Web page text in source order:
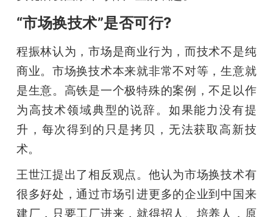
“市场换技术”是否可行?
程振林认为，市场是商业行为，而技术不是纯
商业。市场换技术本来就非常不对等，生意就
是生意。高铁是一个极特殊的案例，不足以作
为高技术领域典型的说辞。如果能力没有提
升，每次得到的只是拷贝，无法获取高新技
术。
王世江提出了相反观点。他认为市场换技术有
很多好处，通过市场引进更多的企业到中国来
建厂，只要工厂进来，就得招人、培养人，原